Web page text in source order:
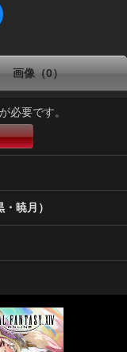
画像（0）
必要です。
暁月）